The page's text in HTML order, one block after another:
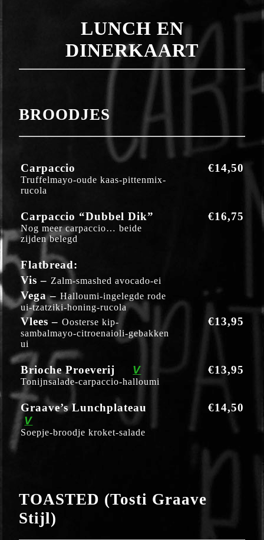
LUNCH EN
DINERKAART
BROODJES
Carpaccio
Truffelmayo-oude kaas-pittenmix-
rucola
€14,50
Carpaccio “Dubbel Dik”
Nog meer carpaccio… beide
zijden belegd
€16,75
Flatbread:
Vis – Zalm-smashed avocado-ei
Vega –Halloumi-ingelegde rode
ui-tzatziki-honing-rucola
Vlees –Oosterse kip-
sambalmayo-citroenaioli-gebakken
ui
€13,95
Brioche Proeverij V
Tonijnsalade-carpaccio-halloumi
€13,95
Graave’s Lunchplateau
V
Soepje-broodje kroket-salade
€14,50
TOASTED (Tosti Graave
Stijl)